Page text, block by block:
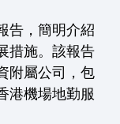
告，簡明介紹
措施。該報告
附屬公司，包
港機場地勤服